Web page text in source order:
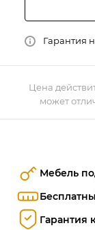
Мебель
Гарантия
Цена
может
Гарантия